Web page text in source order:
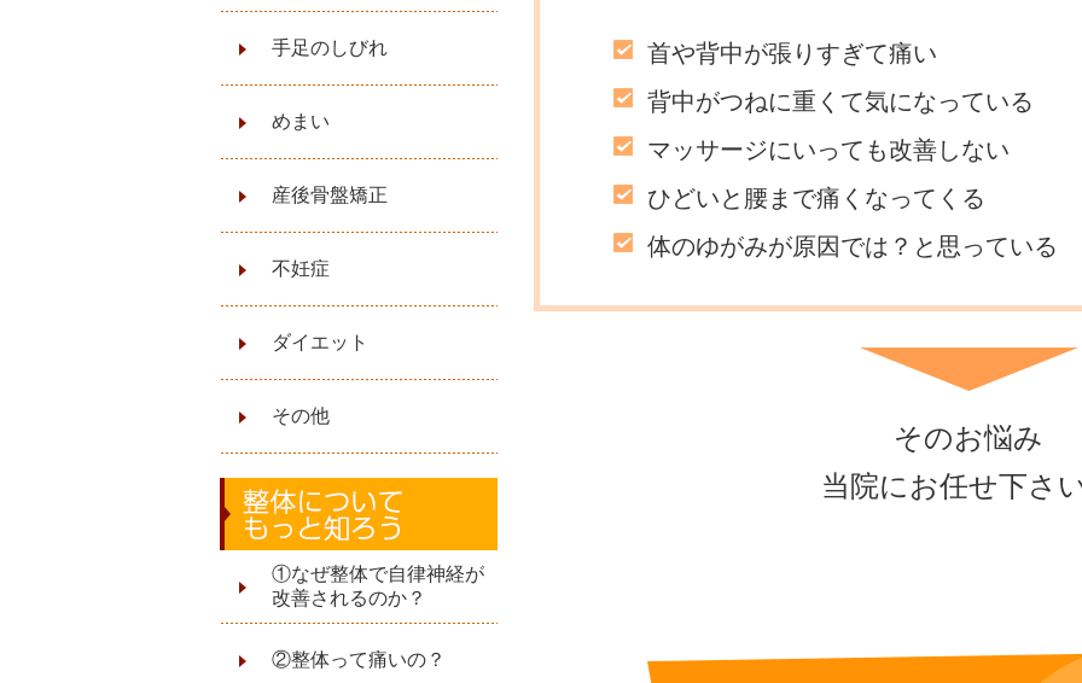
手足のしびれ
めまい
産後骨盤矯正
不妊症
ダイエット
その他
①なぜ整体で自律神経が
改善されるのか？
②整体って痛いの？
首や背中が張りすぎて痛い
背中がつねに重くて気になっている
マッサージにいっても改善しない
ひどいと腰まで痛くなってくる
体のゆがみが原因では？と思っている
そのお悩み
当院にお任せ下さ